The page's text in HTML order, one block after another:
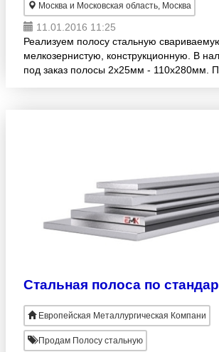
Москва и Московская область, Москва
11.01.2016 11:25
Реализуем полосу стальную
мелкозернистую, конструкционную. В
под заказ полосы 2х25мм - 110х280мм.
Стальная полоса по
Европейская Металлургическая Компани
Продам Полосу стальную